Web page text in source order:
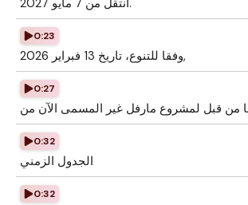
انتقل من 7 مايو 2027.
0:23
وفقا للتنوع، تاريخ 13 فبراير 2026,
0:27
من قبل لمشروع مارفل غير المسمى الآن من
0:32
الجدول الزمني
0:32